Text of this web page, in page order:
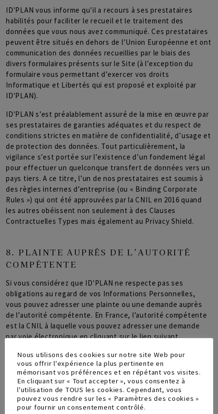
ID'PLAN vous informe qu’il a recours à ses prestataires
habilités pour faciliter le recueil et le traitement des
données que vous nous avez communiqué. Ces prestataires
peuvent être situés en dehors de l’Union Européenne et ont
communication des données recueillies par le biais des
divers formulaires présents sur le Site (à l’exception du
formulaire vous permettant d’exercer vos droits
Informatique et Libertés qui est proposé et exploité par
ID'PLAN).
ID'PLAN s’est préalablement assuré de la mise en œuvre par
ses prestataires de garanties adéquates et du respect de
conditions strictes en matière de confidentialité, d’usage et
de protection des données. Tout particulièrement, la
vigilance s’est portée sur l’existence d’un fondement légal
pour effectuer un quelconque transfert de données vers un
pays tiers. A ce titre, l’un de nos prestataires est soumis à
des règles internes d’entreprise (ou « Binding Corporate
Rules ») qui ont été approuvées par la CNIL en 2016 quand
les autres obéissent non seulement à des Clauses
Contractuelles Types mais également au Privacy Shield.
8. PLAINTE AUPRÈS DE L’AUTORITÉ
COMPÉTENTE
Si vous considérez que ID'PLAN ne respecte pas ses
obligations au regard de vos Informations Personnelles,
vous pouvez adresser une plainte ou une demande auprès
de l’autorité compétente. En France, l’autorité compétente
est la CNIL à laquelle vous pouvez adresser une demande
par voie électronique en cliquant sur le lien suivant
II. POLITIQUE RELATIVE AUX
COOKIES
Nous utilisons des cookies sur notre site Web pour
vous offrir l'expérience la plus pertinente en
mémorisant vos préférences et en répétant vos visites.
En cliquant sur « Tout accepter », vous consentez à
l'utilisation de TOUS les cookies. Cependant, vous
pouvez vous rendre sur les « Paramètres des cookies »
pour fournir un consentement contrôlé.